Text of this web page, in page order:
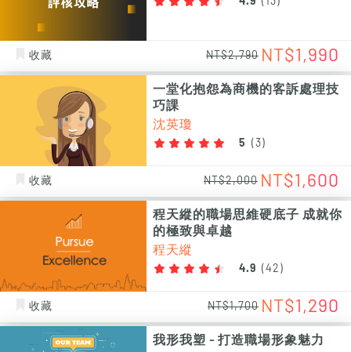
收藏 NT$2,790 NT$1,990
一堂化抱怨為商機的客訴處理技
巧課
沈英瓊
5 ( 3 )
收藏 NT$2,000 NT$1,600
程天縱的職場思維硬底子 成就你
的極致與卓越
程天縱
4.9 ( 42 )
收藏 NT$1,700 NT$1,290
我形我塑 - 打造職場形象魅力